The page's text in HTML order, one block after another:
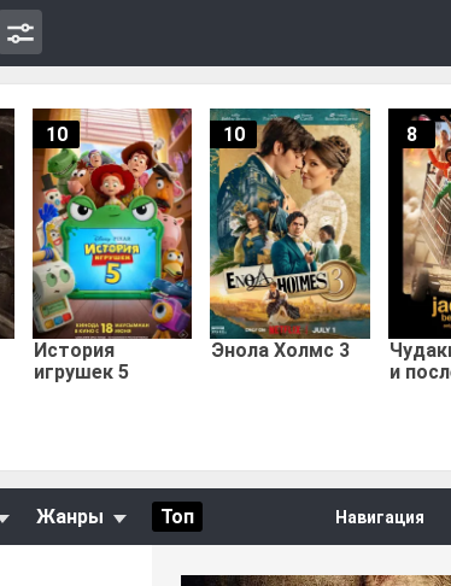
История
игрушек 5
10
Энола Холмс 3
10
и
8
Жанры Топ Навигация